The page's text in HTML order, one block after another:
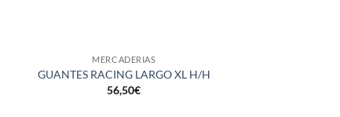
MERCADERIAS
GUANTES RACING LARGO XL H/H
56,50€